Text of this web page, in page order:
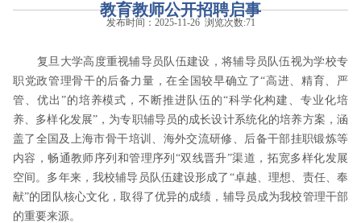
教育教师公开招聘启事
发布时间：2025-11-26 浏览次数:71
复旦大学高度重视辅导员队伍建设，将辅导员队伍视为学校专
职党政管理骨干的后备力量，在全国较早确立了“高进、精育、严
管、优出”的培养模式，不断推进队伍的“科学化构建、专业化培
养、多样化发展”，为专职辅导员的成长设计系统化的培养方案，涵
盖了全国及上海市骨干培训、海外交流研修、后备干部挂职锻炼等
内容，畅通教师序列和管理序列“双线晋升”渠道，拓宽多样化发展
空间。多年来，我校辅导员队伍建设形成了“卓越、理想、责任、奉
献”的团队核心文化，取得了优异的成绩，辅导员成为我校管理干部
的重要来源。